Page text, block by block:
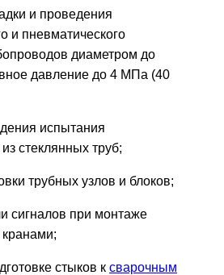
и проведения
и пневматического
диаметром до
давление до 4 МПа (40
испытания
стеклянных труб;
трубных узлов и блоков;
сигналов при монтаже
стыков к сварочным